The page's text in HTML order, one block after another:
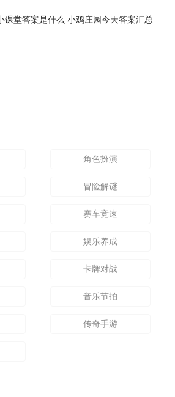
课堂答案是什么 小鸡庄园今天答案汇总
角色扮演
冒险解谜
赛车竞速
娱乐养成
卡牌对战
音乐节拍
传奇手游